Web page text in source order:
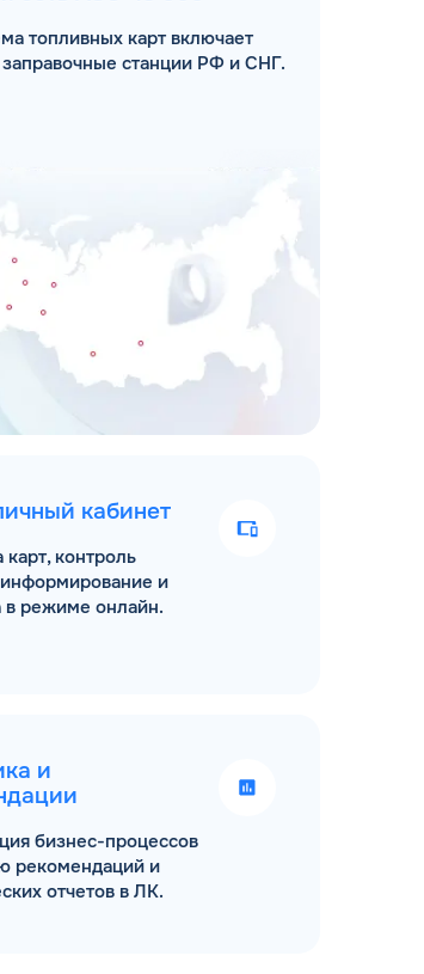
топливных карт включает
станции РФ и СНГ.
кабинет
карт, контроль
информирование и
в режиме онлайн.
и
бизнес-процессов
рекомендаций и
отчетов в ЛК.